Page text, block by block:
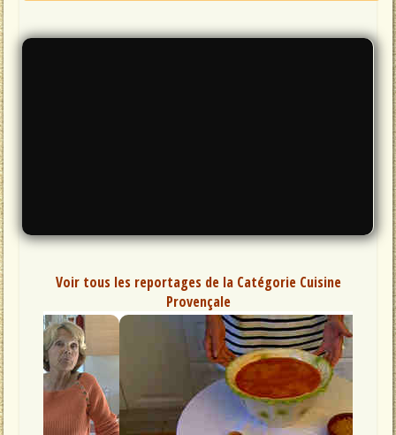
Voir tous les reportages de la Catégorie Cuisine
Provençale